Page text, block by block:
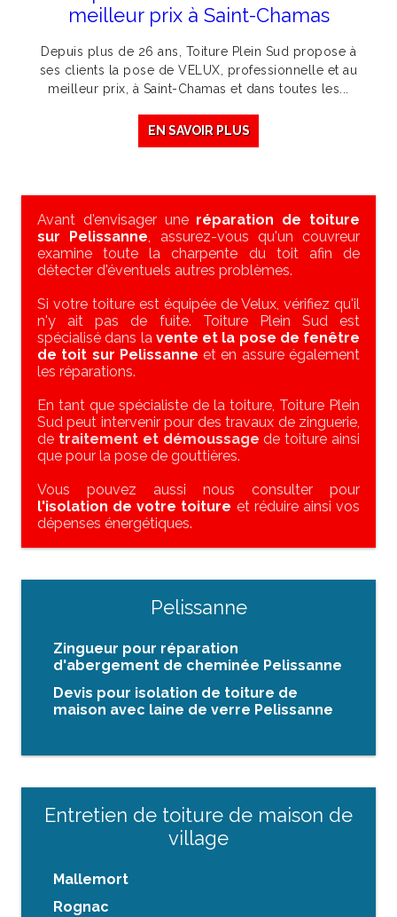
meilleur prix à Saint-Chamas
Depuis plus de 26 ans, Toiture Plein Sud propose à
ses clients la pose de VELUX, professionnelle et au
meilleur prix, à Saint-Chamas et dans toutes les...
EN SAVOIR PLUS
Avant d'envisager une réparation de toiture
sur Pelissanne, assurez-vous qu'un couvreur
examine toute la charpente du toit afin de
détecter d'éventuels autres problèmes.
Si votre toiture est équipée de Velux, vérifiez qu'il
n'y ait pas de fuite. Toiture Plein Sud est
spécialisé dans la vente et la pose de fenêtre
de toit sur Pelissanne et en assure également
les réparations.
En tant que spécialiste de la toiture, Toiture Plein
Sud peut intervenir pour des travaux de zinguerie,
de traitement et démoussage de toiture ainsi
que pour la pose de gouttières.
Vous pouvez aussi nous consulter pour
l'isolation de votre toiture et réduire ainsi vos
dépenses énergétiques.
Pelissanne
Zingueur pour réparation
d'abergement de cheminée Pelissanne
Devis pour isolation de toiture de
maison avec laine de verre Pelissanne
Entretien de toiture de maison de
village
Mallemort
Rognac